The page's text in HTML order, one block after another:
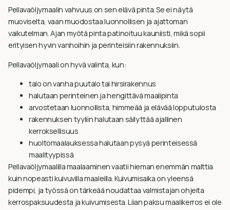
Pellavaöljymaalin vahvuus on sen elävä pinta. Se ei näytä
muoviselta, vaan muodostaa luonnollisen ja ajattoman
vaikutelman. Ajan myötä pinta patinoituu kauniisti, mikä sopii
erityisen hyvin vanhoihin ja perinteisiin rakennuksiin.
Pellavaöljymaali on hyvä valinta, kun:
talo on vanha puutalo tai hirsirakennus
halutaan perinteinen ja hengittävä maalipinta
arvostetaan luonnollista, himmeää ja elävää lopputulosta
rakennuksen tyyliin halutaan säilyttää ajallinen
kerroksellisuus
huoltomaalauksessa halutaan pysyä perinteisessä
maalityypissä
Pellavaöljymaalilla maalaaminen vaatii hieman enemmän malttia
kuin nopeasti kuivuvilla maaleilla. Kuivumisaika on yleensä
pidempi, ja työssä on tärkeää noudattaa valmistajan ohjeita
kerrospaksuudesta ja kuivumisesta. Liian paksu maalikerros ei ole